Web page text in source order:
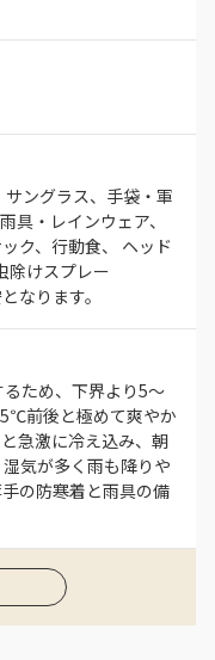
ングラス、手袋・軍
具・レインウェア、
ク、行動食、 ヘッド
除けスプレー
なります。
ため、下界より5〜
前後と極めて爽やか
急激に冷え込み、朝
気が多く雨も降りや
の防寒着と雨具の備